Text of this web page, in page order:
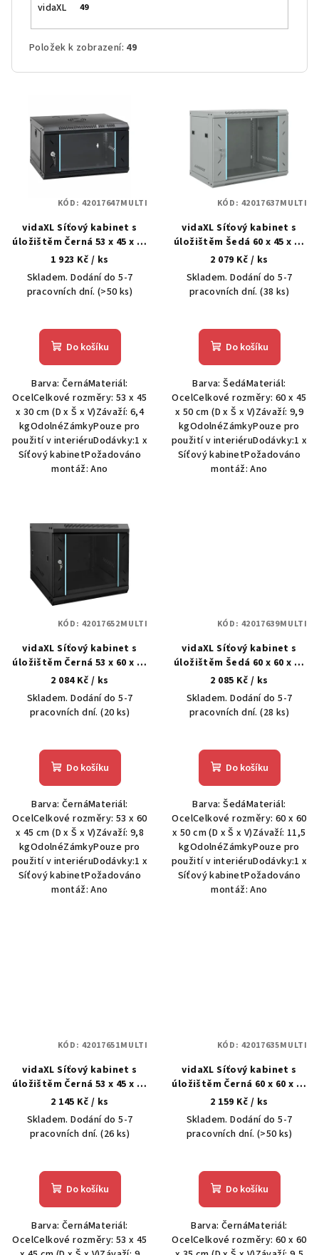
vidaXL 49
Položek k zobrazení: 49
o
d
vidaXL Síťový kabinet s
úložištěm Černá 53 x 45 x 30
cm Ocel
1 923 Kč / ks
Skladem. Dodání do 5-7
pracovních dní.(>50 ks)
Do košíku
Barva: ČernáMateriál:
OcelCelkové rozměry: 53 x 45
x 30 cm (D x Š x V)Závaží: 6,4
kgOdolnéZámkyPouze pro
použití v interiéruDodávky:1 x
Síťový kabinetPožadováno
montáž: Ano
KÓD: 42017647MULTI
vidaXL Síťový kabinet s
úložištěm Šedá 60 x 45 x 50
cm Ocel
2 079 Kč / ks
Skladem. Dodání do 5-7
pracovních dní.(38 ks)
Do košíku
Barva: ŠedáMateriál:
OcelCelkové rozměry: 60 x 45
x 50 cm (D x Š x V)Závaží: 9,9
kgOdolnéZámkyPouze pro
použití v interiéruDodávky:1 x
Síťový kabinetPožadováno
montáž: Ano
KÓD: 42017637MULTI
vidaXL Síťový kabinet s
úložištěm Černá 53 x 60 x 45
cm Ocel
2 084 Kč / ks
Skladem. Dodání do 5-7
pracovních dní.(20 ks)
Do košíku
Barva: ČernáMateriál:
OcelCelkové rozměry: 53 x 60
x 45 cm (D x Š x V)Závaží: 9,8
kgOdolnéZámkyPouze pro
použití v interiéruDodávky:1 x
Síťový kabinetPožadováno
montáž: Ano
KÓD: 42017652MULTI
vidaXL Síťový kabinet s
úložištěm Šedá 60 x 60 x 50
cm Ocel
2 085 Kč / ks
Skladem. Dodání do 5-7
pracovních dní.(28 ks)
Do košíku
Barva: ŠedáMateriál:
OcelCelkové rozměry: 60 x 60
x 50 cm (D x Š x V)Závaží: 11,5
kgOdolnéZámkyPouze pro
použití v interiéruDodávky:1 x
Síťový kabinetPožadováno
montáž: Ano
KÓD: 42017639MULTI
vidaXL Síťový kabinet s
úložištěm Černá 53 x 45 x 45
cm Ocel
2 145 Kč / ks
Skladem. Dodání do 5-7
pracovních dní.(26 ks)
Do košíku
Barva: ČernáMateriál:
OcelCelkové rozměry: 53 x 45
KÓD: 42017651MULTI
vidaXL Síťový kabinet s
úložištěm Černá 60 x 60 x 35
cm Ocel
2 159 Kč / ks
Skladem. Dodání do 5-7
pracovních dní.(>50 ks)
Do košíku
Barva: ČernáMateriál:
OcelCelkové rozměry: 60 x 60
KÓD: 42017635MULTI